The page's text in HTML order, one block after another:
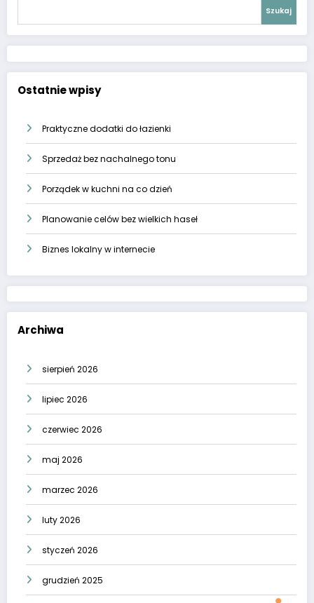
Szukaj
Ostatnie wpisy
Praktyczne dodatki do łazienki
Sprzedaż bez nachalnego tonu
Porządek w kuchni na co dzień
Planowanie celów bez wielkich haseł
Biznes lokalny w internecie
Archiwa
sierpień 2026
lipiec 2026
czerwiec 2026
maj 2026
marzec 2026
luty 2026
styczeń 2026
grudzień 2025